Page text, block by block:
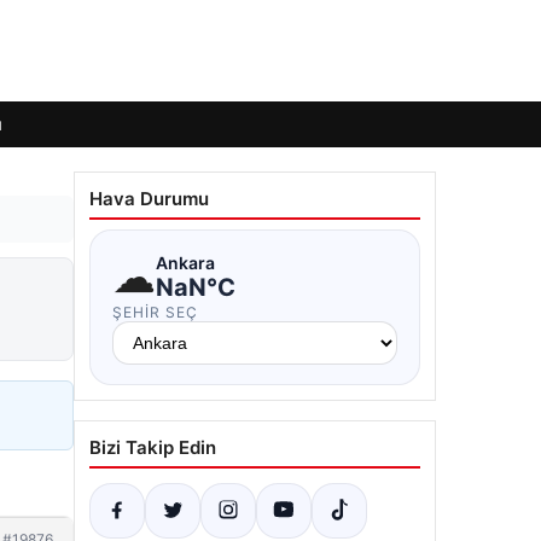
Hava Durumu
☁Ankara
NaN°C
ŞEHIR SEÇ
Bizi Takip Edin